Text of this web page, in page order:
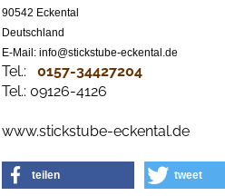
90542 Eckental
Deutschland
E-Mail: info@stickstube-eckental.de
Tel.: 0157-34427204​
Tel.: 09126-4126
www.stickstube-eckental.de
teilen tweet